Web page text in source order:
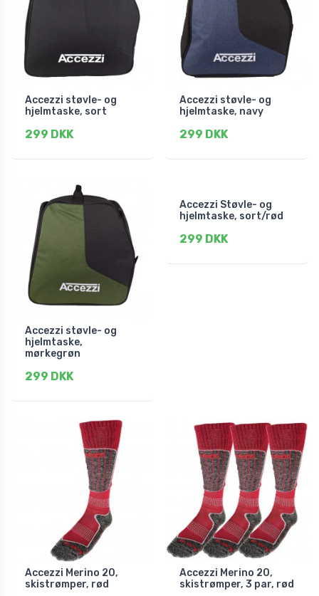
Accezzi støvle- og
hjelmtaske, sort
299 DKK
Accezzi støvle- og
hjelmtaske, navy
299 DKK
Accezzi støvle- og
hjelmtaske,
mørkegrøn
299 DKK
Accezzi Støvle- og
hjelmtaske, sort/rød
299 DKK
Accezzi Merino 20,
skistrømper, rød
Accezzi Merino 20,
skistrømper, 3 par, rød